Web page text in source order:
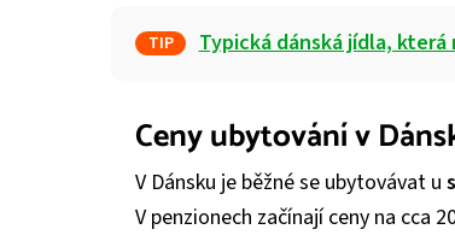
TIP Typická dánská jídla,
Ceny ubytování v
V Dánsku je běžné se ubytovávat u
V penzionech začínají ceny na cca